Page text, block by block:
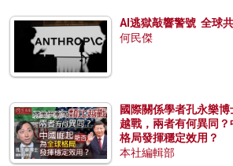
AI逃獄敲響警號 全球
何民傑
國際關係學者孔永樂
越戰，兩者有何異同
格局發揮穩定效用？
本社編輯部